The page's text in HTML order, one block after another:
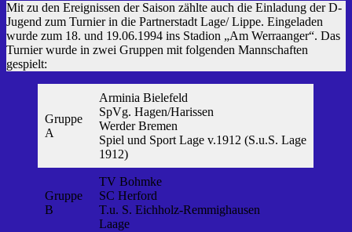
Mit zu den Ereignissen der Saison zählte auch die Einladung der D-
Jugend zum Turnier in die Partnerstadt Lage/ Lippe. Eingeladen
wurde zum 18. und 19.06.1994 ins Stadion „Am Werraanger“. Das
Turnier wurde in zwei Gruppen mit folgenden Mannschaften
gespielt:
Gruppe
A
Arminia Bielefeld
SpVg. Hagen/Harissen
Werder Bremen
Spiel und Sport Lage v.1912 (S.u.S. Lage
1912)
Gruppe
B
TV Bohmke
SC Herford
T.u. S. Eichholz-Remmighausen
Laage